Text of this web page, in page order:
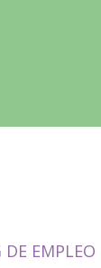
DE EMPLEO